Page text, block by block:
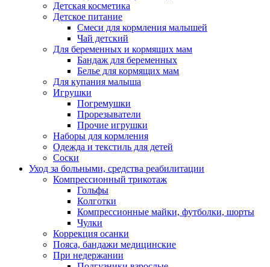
Детская косметика
Детское питание
Смеси для кормления малышей
Чай детский
Для беременных и кормящих мам
Бандаж для беременных
Белье для кормящих мам
Для купания малыша
Игрушки
Погремушки
Прорезыватели
Прочие игрушки
Наборы для кормления
Одежда и текстиль для детей
Соски
Уход за больными, средства реабилитации
Компрессионный трикотаж
Гольфы
Колготки
Компрессионные майки, футболки, шорты
Чулки
Коррекция осанки
Пояса, бандажи медицинские
При недержании